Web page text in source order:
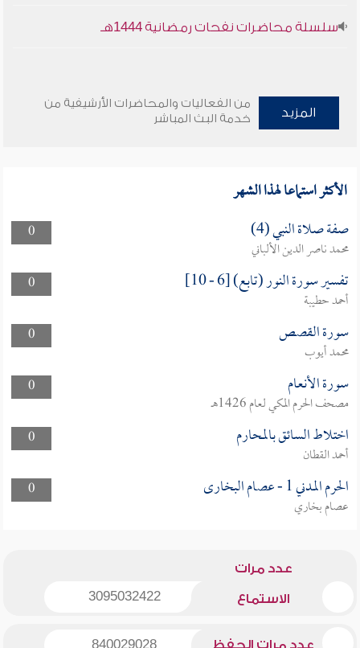
سلسلة محاضرات نفحات رمضانية 1444هـ
المزيد
من الفعاليات والمحاضرات الأرشيفية من
خدمة البث المباشر
الأكثر استماعا لهذا الشهر
0 صفة صلاة النبي (4)
محمد ناصر الدين الألباني
0
تفسير سورة النور (تابع) [6 - 10]
أحمد حطيبة
0
سورة القصص
محمد أيوب
0
سورة الأنعام
مصحف الحرم المكي لعام 1426هـ
0
اختلاط السائق بالمحارم
أحمد القطان
0
الحرم المدني 1 - عصام البخارى
عصام بخاري
عدد مرات
الاستماع 3095032422
عدد مرات الحفظ 840029028